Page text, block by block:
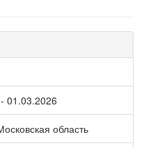
01.03.2026
область